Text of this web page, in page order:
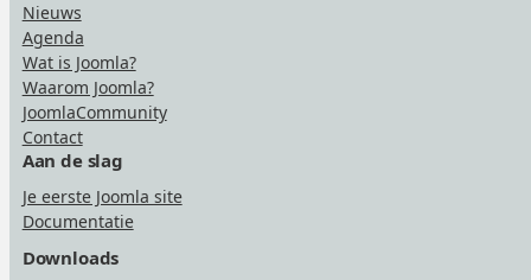
Nieuws
Agenda
Wat is Joomla?
Waarom Joomla?
JoomlaCommunity
Contact
Aan de slag
Je eerste Joomla site
Documentatie
Downloads